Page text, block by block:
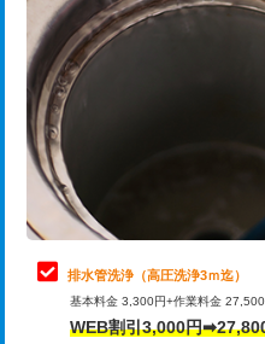
管・ポリ管・HT管使用/3ｍま
給水管工事※（ライニング鋼管
管・ポリ管・HT管使用/3ｍ超え
排水管工事（土の掘削・埋め戻
業）
排水管工事（排水管工事/3ｍ
排水管工事（追加 排水管工事
え）
マス交換（土の掘削・埋め戻
追加トーラー機使用/3m超え
カメラ調査
桝清掃
止水・漏水調査・防水処理・
理・調整・分解・加工など（
止水・漏水調査・防水処理・
理・調整・分解・加工など（
止水・漏水調査・防水処理・
理・調整・分解・加工など（
排水管洗浄（高圧洗浄3ｍ迄）
基本料金 3,300円+作業料金
WEB割引3,000円